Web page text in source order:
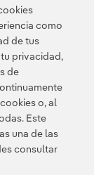
como
de tus
privacidad,
de
o, al
Este
una de las
consultar